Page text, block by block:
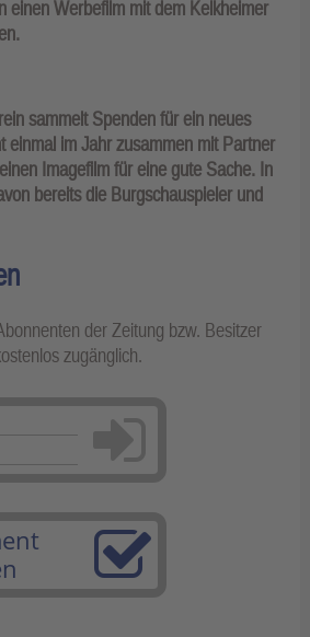
einen Werbefilm mit dem Kelkheimer
sammelt Spenden für ein neues
einmal im Jahr zusammen mit Partner
Imagefilm für eine gute Sache. In
bereits die Burgschauspieler und
der Zeitung bzw. Besitzer
zugänglich.
Anmelden